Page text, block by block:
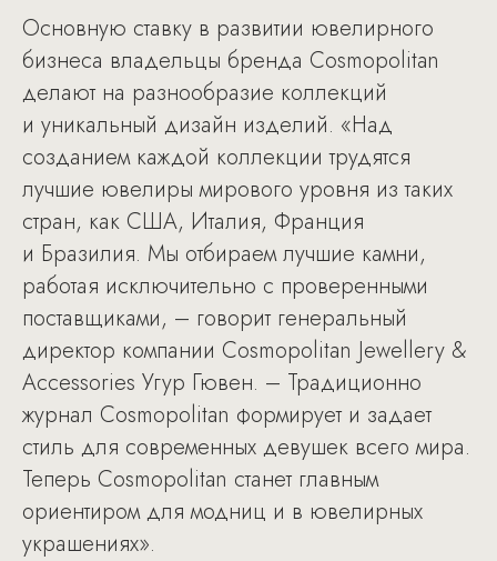
Основную ставку в развитии ювелирного
бизнеса владельцы бренда Cosmopolitan
делают на разнообразие коллекций
и уникальный дизайн изделий. «Над
созданием каждой коллекции трудятся
лучшие ювелиры мирового уровня из таких
стран, как США, Италия, Франция
и Бразилия. Мы отбираем лучшие камни,
работая исключительно с проверенными
поставщиками, – говорит генеральный
директор компании Cosmopolitan Jewellery &
Accessories Угур Гювен. – Традиционно
журнал Cosmopolitan формирует и задает
стиль для современных девушек всего мира.
Теперь Cosmopolitan станет главным
ориентиром для модниц и в ювелирных
украшениях».